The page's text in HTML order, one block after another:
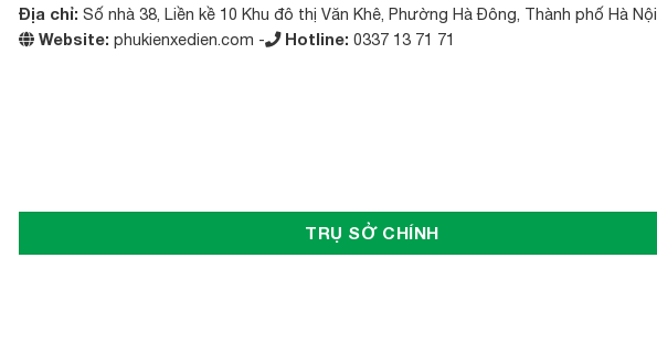
Địa chỉ: Số nhà 38, Liền kề 10 Khu đô thị Văn Khê, Phường Hà Đông, Thành phố Hà Nội
Website: phukienxedien.com - Hotline: 0337 13 71 71
TRỤ SỞ CHÍNH